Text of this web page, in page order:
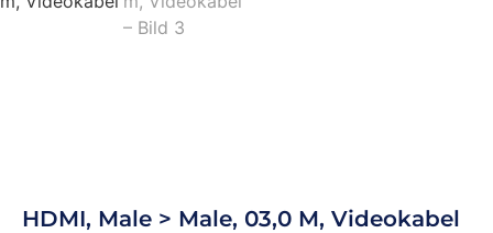
HDMI, Male > Male, 03,0 M, Videokabel